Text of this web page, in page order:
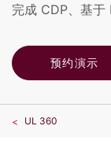
完成 CDP、基于
预约演示
UL 360